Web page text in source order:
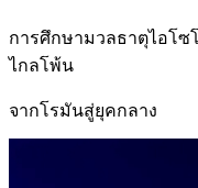
การศึกษามวลธาตุไอโซ
ไกลโพ้น
จากโรมันสู่ยุคกลาง